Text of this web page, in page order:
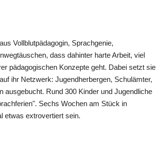
Vollblutpädagogin, Sprachgenie,
dass dahinter harte Arbeit, viel
pädagogischen Konzepte geht. Dabei setzt sie
ihr Netzwerk: Jugendherbergen, Schulämter,
ausgebucht. Rund 300 Kinder und Jugendliche
Sechs Wochen am Stück in
etwas extrovertiert sein.